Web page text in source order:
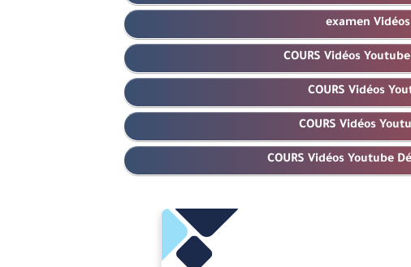
examen
COURS Vidéos
COURS Vidéos
COURS Vidéos
COURS Vidéos Youtube